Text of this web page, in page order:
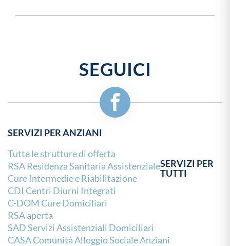
SEGUICI
SERVIZI PER ANZIANI
Tutte le strutture di offerta
RSA Residenza Sanitaria Assistenziale
Cure Intermedie e Riabilitazione
CDI Centri Diurni Integrati
C-DOM Cure Domiciliari
RSA aperta
SAD Servizi Assistenziali Domiciliari
CASA Comunità Alloggio Sociale Anziani
SERVIZI PER
TUTTI